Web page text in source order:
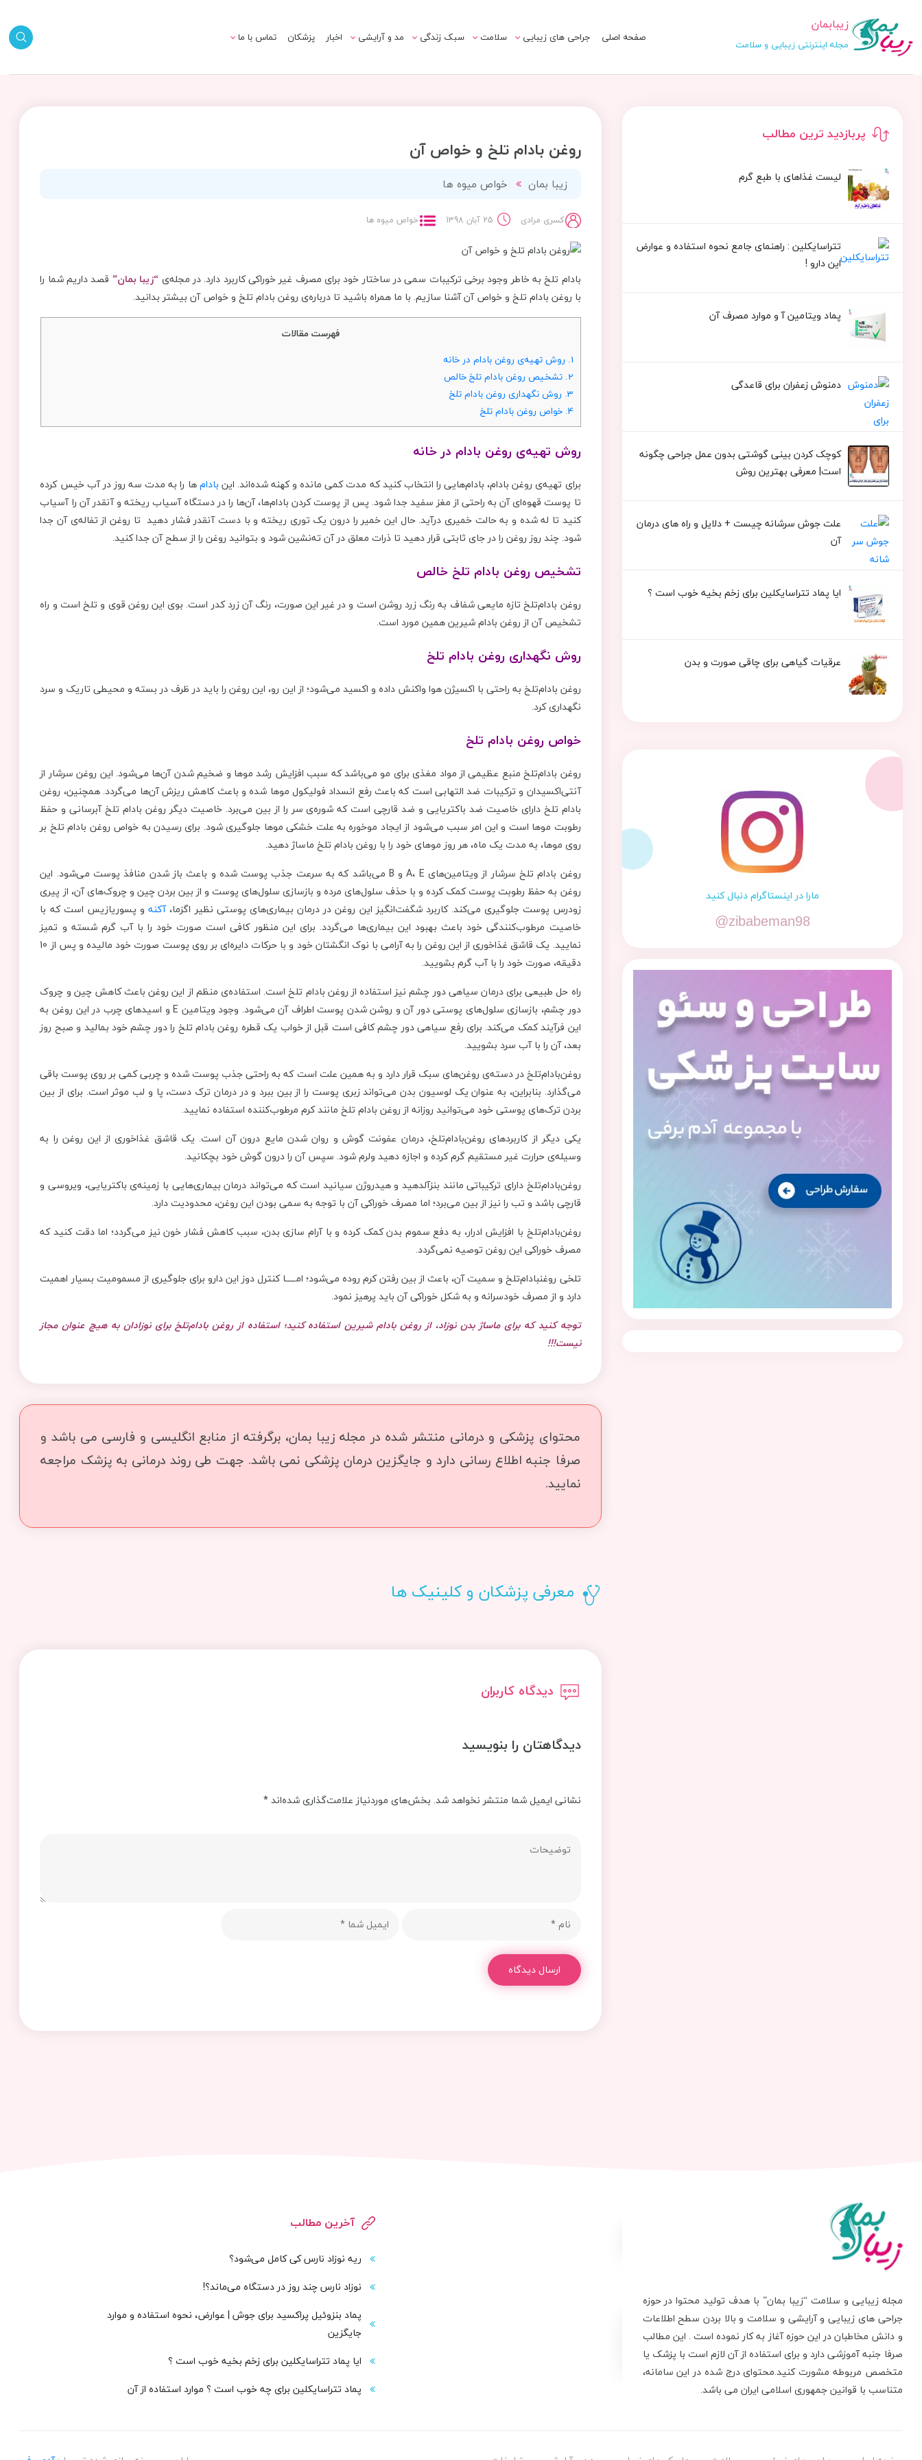
زیبابمان
مجله اینترنتی زیبایی و سلامت صفحه اصلی جراحی های زیبایی سلامت سبک زندگی مد و آرایشی اخبار پزشکان تماس با ما
پربازدید ترین مطالب
لیست غذاهای با طبع گرم
تتراسایکلین : راهنمای جامع نحوه استفاده و عوارض
این دارو !
پماد ویتامین آ و موارد مصرف آن
دمنوش زعفران برای قاعدگی
کوچک کردن بینی گوشتی بدون عمل جراحی چگونه
است| معرفی بهترین روش
علت جوش سرشانه چیست + دلایل و راه های درمان
آن
ایا پماد تتراسایکلین برای زخم بخیه خوب است ؟
عرقیات گیاهی برای چاقی صورت و بدن
مارا در اینستاگرام دنبال کنید
@zibabeman98
روغن بادام تلخ و خواص آن
زیبا بمان خواص میوه ها
کسری مرادی 25 آبان 1398 خواص میوه ها
بادام تلخ به خاطر وجود برخی ترکیبات سمی در ساختار خود برای مصرف غیر خوراکی کاربرد دارد. در مجله‌ی “زیبا بمان” قصد داریم شما را
با روغن بادام تلخ و خواص آن آشنا سازیم. با ما همراه باشید تا درباره‌ی روغن بادام تلخ و خواص آن بیشتر بدانید.
فهرست مقالات
1. روش تهیه‌ی روغن بادام در خانه
2. تشخیص روغن بادام تلخ خالص
3. روش نگهداری روغن بادام تلخ
4. خواص روغن بادام تلخ
روش تهیه‌ی روغن بادام در خانه
برای تهیه‌ی روغن بادام، بادام‌هایی را انتخاب کنید که مدت کمی مانده و کهنه شده‌اند. این بادام‌ها را به مدت سه روز در آب خیس کرده
تا پوست قهوه‌ای آن به راحتی از مغز سفید جدا شود. پس از پوست کردن بادام‌ها، آن‌ها را در دستگاه آسیاب ریخته و آنقدر آن را آسیاب
کنید تا له شده و به حالت خمیری درآید. حال این خمیر را درون یک توری ریخته و با دست آنقدر فشار دهید تا روغن از تفاله‌ی آن جدا
شود. چند روز روغن را در جای ثابتی قرار دهید تا ذرات معلق در آن ته‌نشین شود و بتوانید روغن را از سطح آن جدا کنید.
تشخیص روغن بادام تلخ خالص
روغن بادام‌تلخ تازه مایعی شفاف به رنگ زرد روشن است و در غیر این صورت، رنگ آن زرد کدر است. بوی این روغن قوی و تلخ است و راه
تشخیص آن از روغن بادام شیرین همین مورد است.
روش نگهداری روغن بادام تلخ
روغن بادام‌تلخ به راحتی با اکسیژن هوا واکنش داده و اکسید می‌شود؛ از این رو، این روغن را باید در ظرف در بسته و محیطی تاریک و سرد
نگهداری کرد.
خواص روغن بادام تلخ
روغن بادام‌تلخ منبع عظیمی از مواد مغذی برای مو می‌باشد که سبب افزایش رشد موها و ضخیم شدن آن‌ها می‌شود. این روغن سرشار از
آنتی‌اکسیدان و ترکیبات ضد التهابی است که باعث رفع انسداد فولیکول موها شده و باعث کاهش ریزش آن‌ها می‌گردد. همچنین، روغن
بادام تلخ دارای خاصیت ضد باکتریایی و ضد قارچی است که شوره‌ی سر را از بین می‌برد. خاصیت دیگر روغن بادام تلخ آبرسانی و حفظ
رطوبت موها است و این امر سبب می‌شود از ایجاد موخوره به علت خشکی موها جلوگیری شود. برای رسیدن به خواص روغن بادام تلخ بر
روی موها، به مدت یک ماه، هر روز موهای خود را با روغن بادام تلخ ماساژ دهید.
روغن بادام تلخ سرشار از ویتامین‌های A، E و B می‌باشد که به سرعت جذب پوست شده و باعث باز شدن منافذ پوست می‌شود. این
روغن به حفظ رطوبت پوست کمک کرده و با حذف سلول‌های مرده و بازسازی سلول‌های پوست و از بین بردن چین و چروک‌های آن، از پیری
زودرس پوست جلوگیری می‌کند. کاربرد شگفت‌انگیز این روغن در درمان بیماری‌های پوستی نظیر اگزما،آکنهو پسوریازیس است که با
خاصیت مرطوب‌کنندگی خود باعث بهبود این بیماری‌ها می‌گردد. برای این منظور کافی است صورت خود را با آب گرم شسته و تمیز
نمایید. یک قاشق غذاخوری از این روغن را به آرامی با نوک انگشتان خود و با حرکات دایره‌ای بر روی پوست صورت خود مالیده و پس از 10
دقیقه، صورت خود را با آب گرم بشویید.
راه حل طبیعی برای درمان سیاهی دور چشم نیز استفاده از روغن بادام تلخ است. استفاده‌ی منظم از این روغن باعث کاهش چین و چروک
دور چشم، بازسازی سلول‌های پوستی دور آن و روشن شدن پوست اطراف آن می‌شود. وجود ویتامین E و اسیدهای چرب در این روغن به
این فرآیند کمک می‌کند. برای رفع سیاهی دور چشم کافی است قبل از خواب یک قطره روغن بادام تلخ را دور چشم خود بمالید و صبح روز
بعد، آن را با آب سرد بشویید.
روغن‌بادام‌تلخ در دسته‌ی روغن‌های سبک قرار دارد و به همین علت است که به راحتی جذب پوست شده و چربی کمی بر روی پوست باقی
می‌گذارد. بنابراین، به عنوان یک لوسیون بدن می‌تواند زبری پوست را از بین ببرد و در درمان ترک دست، پا و لب موثر است. برای از بین
بردن ترک‌های پوستی خود می‌توانید روزانه از روغن بادام تلخ مانند کرم مرطوب‌کننده استفاده نمایید.
یکی دیگر از کاربردهای روغن‌بادام‌تلخ، درمان عفونت گوش و روان شدن مایع درون آن است. یک قاشق غذاخوری از این روغن را به
وسیله‌ی حرارت غیر مستقیم گرم کرده و اجازه دهید ولرم شود. سپس آن را درون گوش خود بچکانید.
روغن‌بادام‌تلخ دارای ترکیباتی مانند بنزآلدهید و هیدروژن سیانید است که می‌تواند درمان بیماری‌هایی با زمینه‌ی باکتریایی، ویروسی و
قارچی باشد و تب را نیز از بین می‌برد؛ اما مصرف خوراکی آن با توجه به سمی بودن این روغن، محدودیت دارد.
روغن‌بادام‌تلخ با افزایش ادرار، به دفع سموم بدن کمک کرده و با آرام سازی بدن، سبب کاهش فشار خون نیز می‌گردد؛ اما دقت کنید که
مصرف خوراکی این روغن توصیه نمی‌گردد.
تلخی روغن‎بادام‌تلخ و سمیت آن، باعث از بین رفتن کرم روده می‌شود؛ امـــــا کنترل دوز این دارو برای جلوگیری از مسمومیت بسیار اهمیت
دارد و از مصرف خودسرانه و به شکل خوراکی آن باید پرهیز نمود.
توجه کنید که برای ماساژ بدن نوزاد، از روغن بادام شیرین استفاده کنید؛ استفاده از روغن بادام‌تلخ برای نوزادان به هیچ عنوان مجاز
نیست!!!
محتوای پزشکی و درمانی منتشر شده در مجله زیبا بمان، برگرفته از منابع انگلیسی و فارسی می باشد و
صرفا جنبه اطلاع رسانی دارد و جایگزین درمان پزشکی نمی باشد. جهت طی روند درمانی به پزشک مراجعه
نمایید.
معرفی پزشکان و کلینیک ها
دیدگاه کاربران
دیدگاهتان را بنویسید
نشانی ایمیل شما منتشر نخواهد شد. بخش‌های موردنیاز علامت‌گذاری شده‌اند*
ارسال دیدگاه
مجله زیبایی و سلامت “زیبا بمان” با هدف تولید محتوا در حوزه
جراحی های زیبایی و آرایشی و سلامت و بالا بردن سطح اطلاعات
و دانش مخاطبان در این حوزه آغاز به کار نموده است . این مطالب
صرفا جنبه آموزشی دارد و برای استفاده از آن لازم است با پزشک یا
متخصص مربوطه مشورت کنید.محتوای درج شده در این سامانه،
متناسب با قوانین جمهوری اسلامی ایران می باشد.
آخرین مطالب
ریه نوزاد نارس کی کامل می‌شود؟
نوزاد نارس چند روز در دستگاه می‌ماند؟!
پماد بنزوئیل پراکسید برای جوش | عوارض، نحوه استفاده و موارد
جایگزین
ایا پماد تتراسایکلین برای زخم بخیه خوب است ؟
پماد تتراسایکلین برای چه خوب است ؟ موارد استفاده از آن